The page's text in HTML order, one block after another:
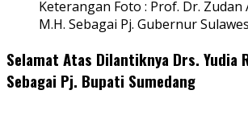
Keterangan Foto : Prof. Dr. Zudan
M.H. Sebagai Pj. Gubernur
Selamat Atas Dilantiknya Drs. Yudia
Sebagai Pj. Bupati Sumedang